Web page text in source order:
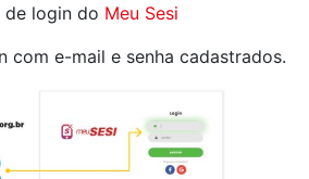
de login do Meu Sesi
com e-mail e senha cadastrados.